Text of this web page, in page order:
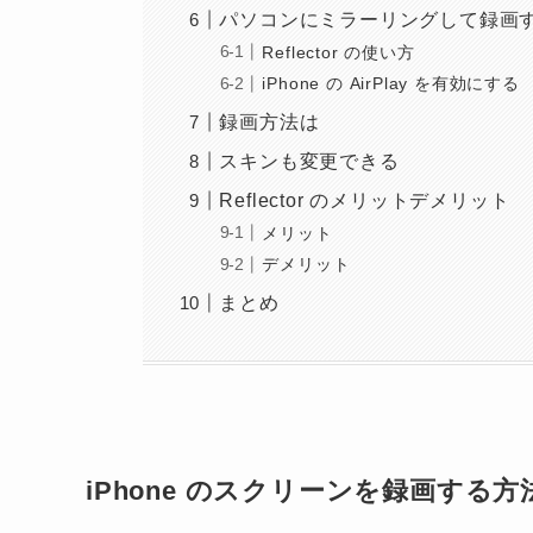
パソコンにミラーリングして録画
Reflector の使い方
iPhone の AirPlay を有効にする
録画方法は
スキンも変更できる
Reflector のメリットデメリット
メリット
デメリット
まとめ
iPhone のスクリーンを録画する方